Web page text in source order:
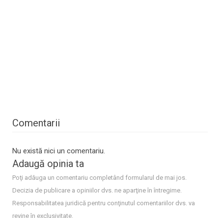
Comentarii
Nu există nici un comentariu.
Adaugă opinia ta
Poţi adăuga un comentariu completând formularul de mai jos.
Decizia de publicare a opiniilor dvs. ne aparţine în întregime.
Responsabilitatea juridică pentru conţinutul comentariilor dvs. va
revine în exclusivitate.